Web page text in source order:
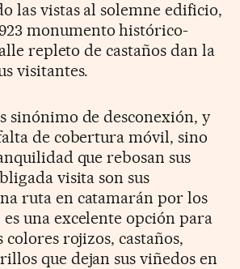
las vistas al solemne edificio,
monumento histórico-
repleto de castaños dan la
visitantes.
sinónimo de desconexión, y
de cobertura móvil, sino
que rebosan sus
visita son sus
ruta en catamarán por los
una excelente opción para
rojizos, castaños,
que dejan sus viñedos en